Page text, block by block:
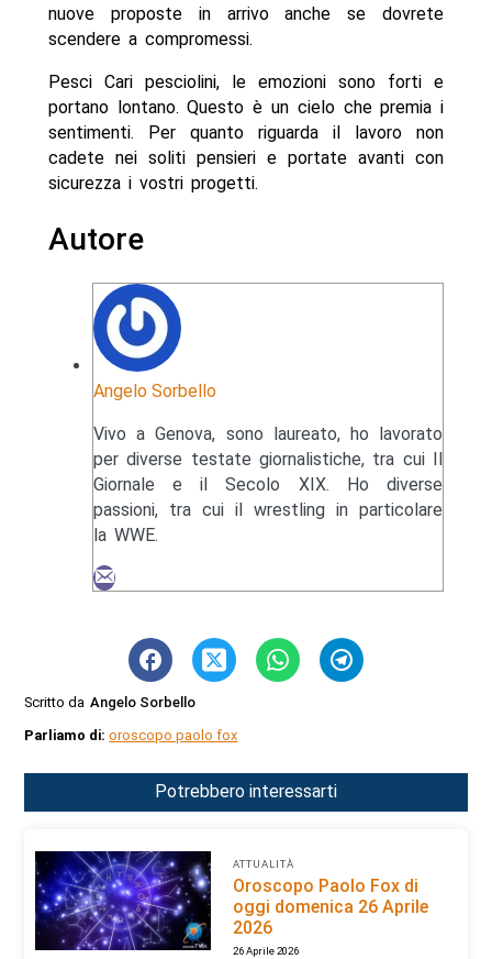
nuove proposte in arrivo anche se dovrete
scendere a compromessi.
Pesci Cari pesciolini, le emozioni sono forti e
portano lontano. Questo è un cielo che premia i
sentimenti. Per quanto riguarda il lavoro non
cadete nei soliti pensieri e portate avanti con
sicurezza i vostri progetti.
Autore
Angelo Sorbello
Vivo a Genova, sono laureato, ho lavorato
per diverse testate giornalistiche, tra cui Il
Giornale e il Secolo XIX. Ho diverse
passioni, tra cui il wrestling in particolare
la WWE.
Scritto da Angelo Sorbello
Parliamo di:oroscopo paolo fox
Potrebbero interessarti
ATTUALITÀ
Oroscopo Paolo Fox di
oggi domenica 26 Aprile
2026
26 Aprile 2026